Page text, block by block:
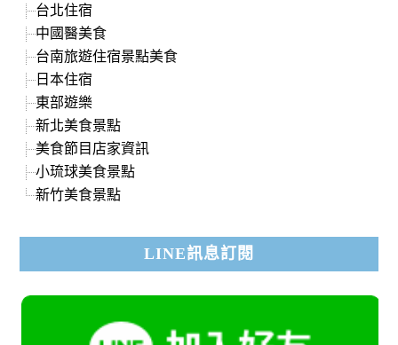
台北住宿
中國醫美食
台南旅遊住宿景點美食
日本住宿
東部遊樂
新北美食景點
美食節目店家資訊
小琉球美食景點
新竹美食景點
LINE訊息訂閱